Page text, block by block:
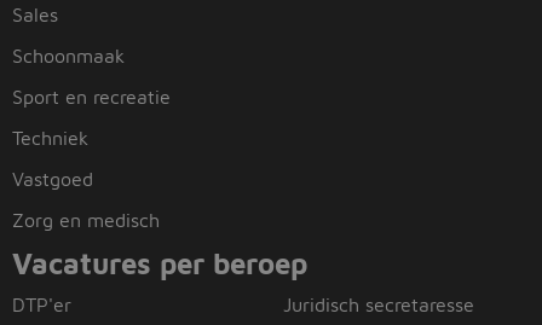
Sales
Schoonmaak
Sport en recreatie
Techniek
Vastgoed
Zorg en medisch
Vacatures per beroep
DTP'er
Juridisch secretaresse